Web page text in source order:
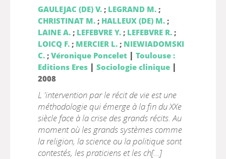
GAULEJAC (DE) V.; LEGRAND M.;
CHRISTINAT M.; HALLEUX (DE) M.;
LAINE A.; LEFEBVRE Y.; LEFEBVRE R.;
LOICQ F.; MERCIER L.; NIEWIADOMSKI
C.; Véronique Poncelet | Toulouse :
Editions Eres| Sociologie clinique|
2008
L 'intervention par le récit de vie est une
méthodologie qui émerge à la fin du XXe
siècle face à la crise des grands récits. Au
moment où les grands systèmes comme
la religion, la science ou la politique sont
contestés, les praticiens et les ch[...]